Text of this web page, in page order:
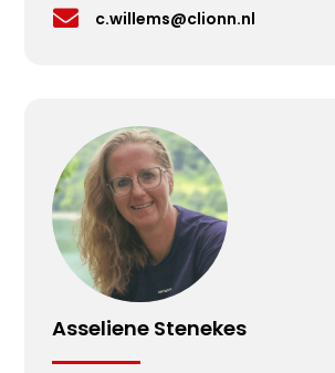
 c.willems@clionn.nl
Asseliene Stenekes